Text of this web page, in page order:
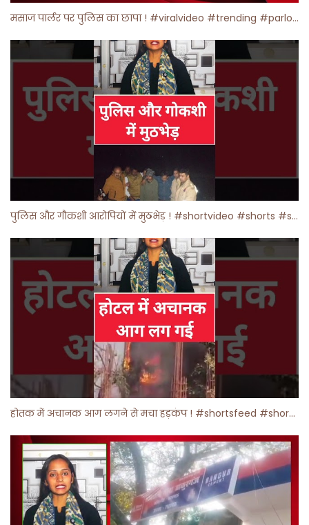
मसाज पार्लर पर पुलिस का छापा ! #viralvideo #trending #parlour
पुलिस और गौकशी आरोपियों में मुठभेड़ ! #shortvideo #shorts #shortsfeed
होतक में अचानक आग लगने से मचा हड़कंप ! #shortsfeed #shorts #viralshorts